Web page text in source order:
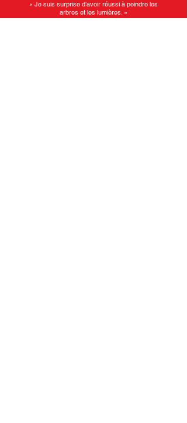
« Je suis surprise d’avoir réussi à peindre les
arbres et les lumières. »